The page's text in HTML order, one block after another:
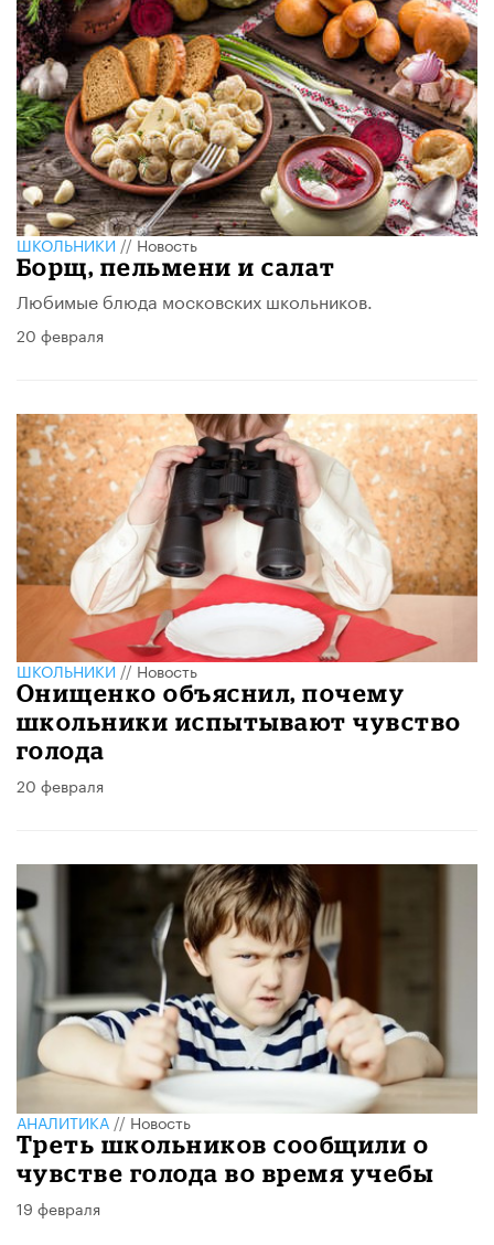
ШКОЛЬНИКИ//Новость
Борщ, пельмени и салат
Любимые блюда московских школьников.
20 февраля
ШКОЛЬНИКИ//Новость
Онищенко объяснил, почему
школьники испытывают чувство
голода
20 февраля
АНАЛИТИКА//Новость
Треть школьников сообщили о
чувстве голода во время учебы
19 февраля